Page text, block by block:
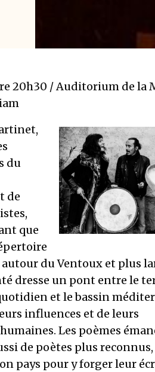
20h30 / Auditorium de la
du
de
que
du Ventoux et plus
dresse un pont entre le
et le bassin
influences et de leurs
Les poèmes
de poètes plus
pays pour y forger leur